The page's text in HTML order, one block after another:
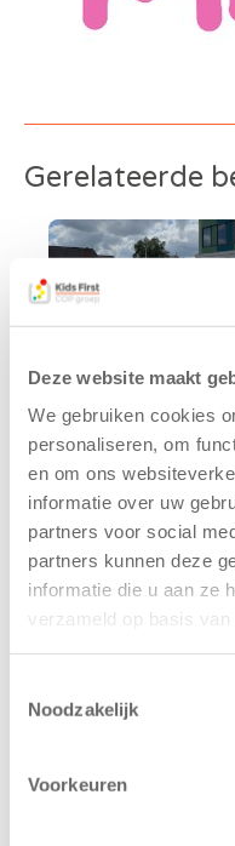
Deze website maakt
We gebruiken cookies
personaliseren, om
en om ons
informatie over uw
partners voor social
partners kunnen deze
informatie die u aan ze
verzameld op basis
Noodzakelijk
Voorkeuren
Gerelateerde
Kinderen BSO
De
Westerburcht
trainen alvast
voor Kids First
Mini 4 Mijl
2026 – Kinderen
Eelde trainden